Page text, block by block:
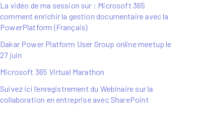
La vidéo de ma session sur : Microsoft 365
comment enrichir la gestion documentaire avec la
PowerPlatform (Français)
Dakar Power Platform User Group online meetup le
27 juin
Microsoft 365 Virtual Marathon
Suivez ici l’enregistrement du Webinaire sur la
collaboration en entreprise avec SharePoint